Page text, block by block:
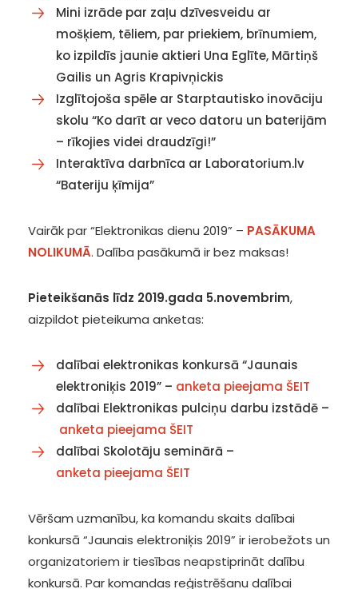
Mini izrāde par zaļu dzīvesveidu ar
mošķiem, tēliem, par priekiem, brīnumiem,
ko izpildīs jaunie aktieri Una Eglīte, Mārtiņš
Gailis un Agris Krapivņickis
Izglītojoša spēle ar Starptautisko inovāciju
skolu “Ko darīt ar veco datoru un baterijām
– rīkojies videi draudzīgi!”
Interaktīva darbnīca ar Laboratorium.lv
“Bateriju ķīmija”
Vairāk par “Elektronikas dienu 2019” – PASĀKUMA
NOLIKUMĀ. Dalība pasākumā ir bez maksas!
Pieteikšanās līdz 2019.gada 5.novembrim,
aizpildot pieteikuma anketas:
dalībai elektronikas konkursā “Jaunais
elektroniķis 2019” – anketa pieejama ŠEIT
dalībai Elektronikas pulciņu darbu izstādē –
anketa pieejama ŠEIT
dalībai Skolotāju seminārā –
anketa pieejama ŠEIT
Vēršam uzmanību, ka komandu skaits dalībai
konkursā “Jaunais elektroniķis 2019” ir ierobežots un
organizatoriem ir tiesības neapstiprināt dalību
konkursā. Par komandas reģistrēšanu dalībai